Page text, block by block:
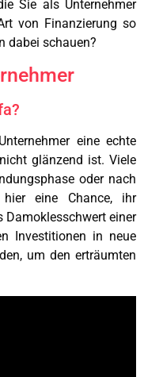
Sie als Unternehmer
von Finanzierung so
dabei schauen?
eine echte
glänzend ist. Viele
oder nach
hier eine Chance, ihr
Damoklesschwert einer
Investitionen in neue
um den erträumten